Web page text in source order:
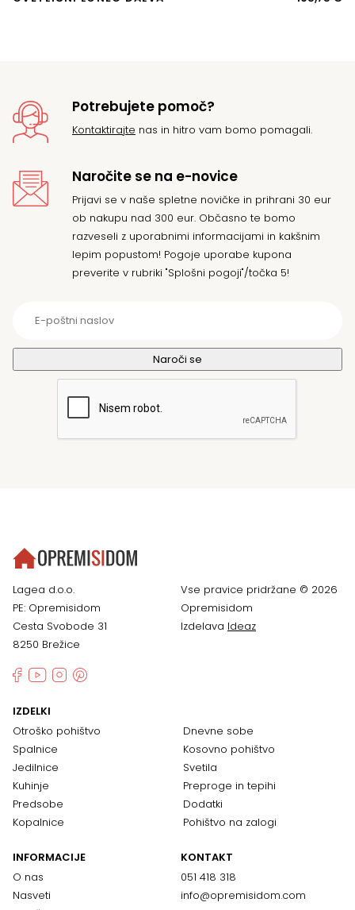
Potrebujete pomoč?
Kontaktirajte nas in hitro vam bomo pomagali.
Naročite se na e-novice
Prijavi se v naše spletne novičke in prihrani 30 eur
ob nakupu nad 300 eur. Občasno te bomo
razveseli z uporabnimi informacijami in kakšnim
lepim popustom! Pogoje uporabe kupona
preverite v rubriki "Splošni pogoji"/točka 5!
Lagea d.o.o.
PE: Opremisidom
Cesta Svobode 31
8250 Brežice
Vse pravice pridržane © 2026
Opremisidom
Izdelava Ideaz
IZDELKI
Otroško pohištvo
Spalnice
Jedilnice
Kuhinje
Predsobe
Kopalnice
Dnevne sobe
Kosovno pohištvo
Svetila
Preproge in tepihi
Dodatki
Pohištvo na zalogi
INFORMACIJE
O nas
Nasveti
KONTAKT
051 418 318
info@opremisidom.com